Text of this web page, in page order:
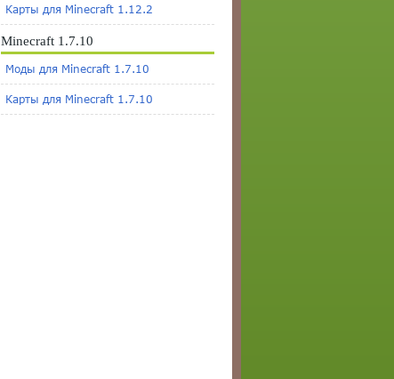
Карты для Minecraft 1.12.2
Minecraft 1.7.10
Моды для Minecraft 1.7.10
Карты для Minecraft 1.7.10